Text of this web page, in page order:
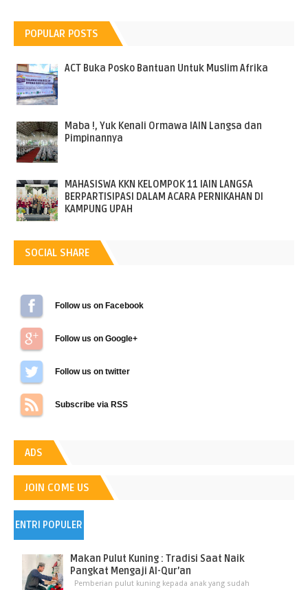
POPULAR POSTS
ACT Buka Posko Bantuan Untuk Muslim Afrika
Maba !, Yuk Kenali Ormawa IAIN Langsa dan
Pimpinannya
MAHASISWA KKN KELOMPOK 11 IAIN LANGSA
BERPARTISIPASI DALAM ACARA PERNIKAHAN DI
KAMPUNG UPAH
SOCIAL SHARE
Follow us on Facebook
Follow us on Google+
Follow us on Twitter
Subscribe via RSS
ADS
JOIN COME US
ENTRI POPULER
Makan Pulut Kuning : Tradisi Saat Naik
Pangkat Mengaji Al-Qur’an
Pemberian pulut kuning kepada anak yang sudah